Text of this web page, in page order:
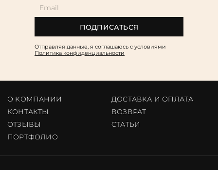
ПОДПИСАТЬСЯ
Отправляя данные, я соглашаюсь c условиями
Политика конфиденциальности
О КОМПАНИИ
ДОСТАВКА И ОПЛАТА
КОНТАКТЫ
ВОЗВРАТ
ОТЗЫВЫ
CТАТЬИ
ПОРТФОЛИО